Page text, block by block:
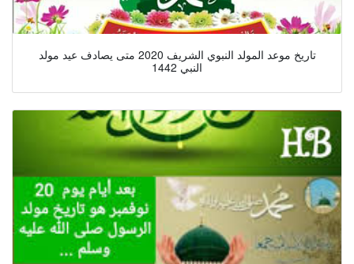
تاريخ موعد المولد النبوي الشريف 2020 متى يصادف عيد مولد
النبي 1442